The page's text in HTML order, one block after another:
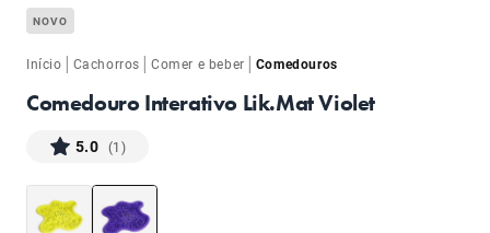
NOVO
Início | Cachorros |Comer e beber | Comedouros
Comedouro Interativo Lik.Mat Violet
5.0 (1)